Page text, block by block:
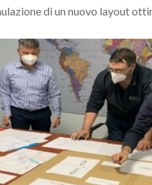
di un nuovo layout